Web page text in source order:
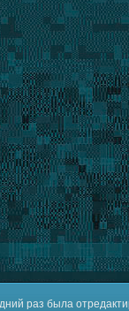
раз была